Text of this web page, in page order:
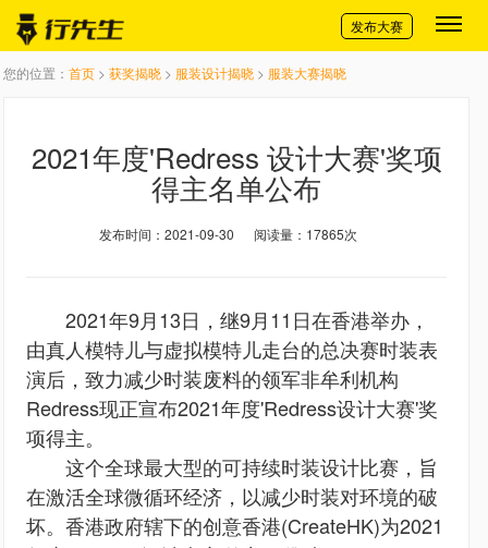
切换导航
发布大赛
您的位置： 首页 > 获奖揭晓 > 服装设计揭晓 > 服装大赛揭晓
2021年度'Redress 设计大赛'奖项
得主名单公布
发布时间：2021-09-30 阅读量：17865次
2021年9月13日，继9月11日在香港举办，
由真人模特儿与虚拟模特儿走台的总决赛时装表
演后，致力减少时装废料的领军非牟利机构
Redress现正宣布2021年度'Redress设计大赛'奖
项得主。
这个全球最大型的可持续时装设计比赛，旨
在激活全球微循环经济，以减少时装对环境的破
坏。香港政府辖下的创意香港(CreateHK)为2021